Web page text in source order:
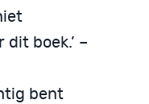
boek.’ –
bent